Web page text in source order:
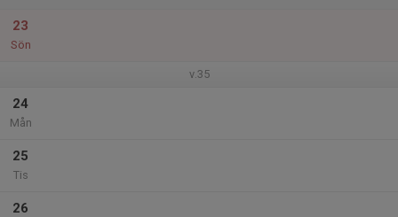
23
Sön
v.35
24
Mån
25
Tis
26